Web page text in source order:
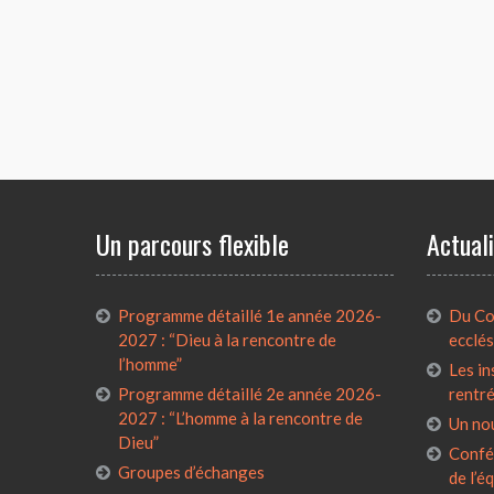
Un parcours flexible
Programme détaillé 1e année 2026-
2027 : “Dieu à la rencontre de
l’homme”
Programme détaillé 2e année 2026-
2027 : “L’homme à la rencontre de
Dieu”
Groupes d’échanges
Du
Les
Un
de